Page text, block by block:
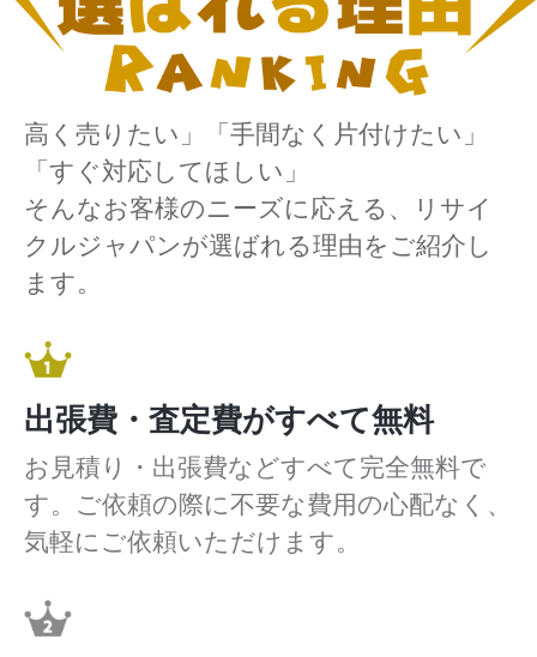
高く売りたい」「手間なく片付けたい」
「すぐ対応してほしい」
そんなお客様のニーズに応える、リサイ
クルジャパンが選ばれる理由をご紹介し
ます。
出張費・査定費がすべて無料
お見積り・出張費などすべて完全無料で
す。ご依頼の際に不要な費用の心配なく、
気軽にご依頼いただけます。